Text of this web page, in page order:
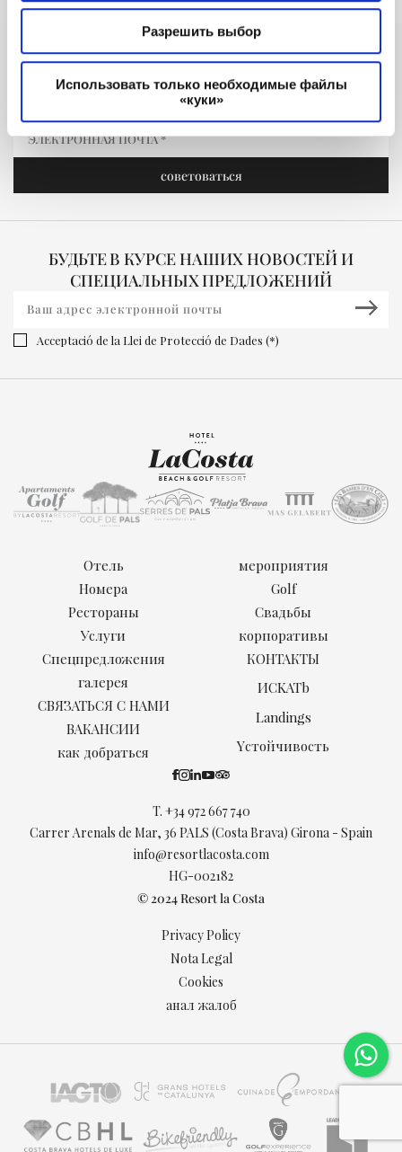
Разрешить выбор
Использовать только необходимые файлы
«куки»
МОЕ БРОНИРОВАНИЕ
БУДЬТЕ В КУРСЕ НАШИХ НОВОСТЕЙ И
СПЕЦИАЛЬНЫХ ПРЕДЛОЖЕНИЙ
Acceptació de la Llei de Protecció de Dades (*)
T. +34 972 667 740
Carrer Arenals de Mar, 36 PALS (Costa Brava) Girona - Spain
info@resortlacosta.com
HG-002182
Отель
Номера
Рестораны
Услуги
мероприятия
Golf
Свадьбы
корпоративы
Спецпредложения
галерея
СВЯЗАТЬСЯ С НАМИ
ВАКАНСИИ
как добраться
КОНТАКТЫ
ИCKATb
Landings
Yстойчивость
© 2024 Resort la Costa
Privacy Policy
Nota Legal
Cookies
анал жалоб